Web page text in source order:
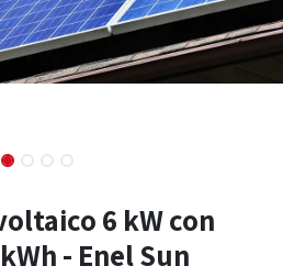
6 kW con
- Enel Sun